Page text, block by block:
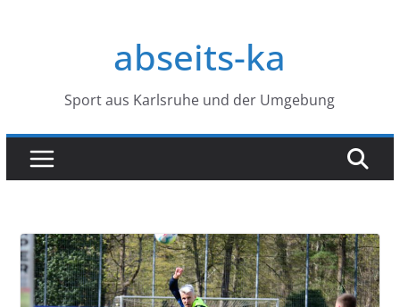
abseits-ka
Sport aus Karlsruhe und der Umgebung